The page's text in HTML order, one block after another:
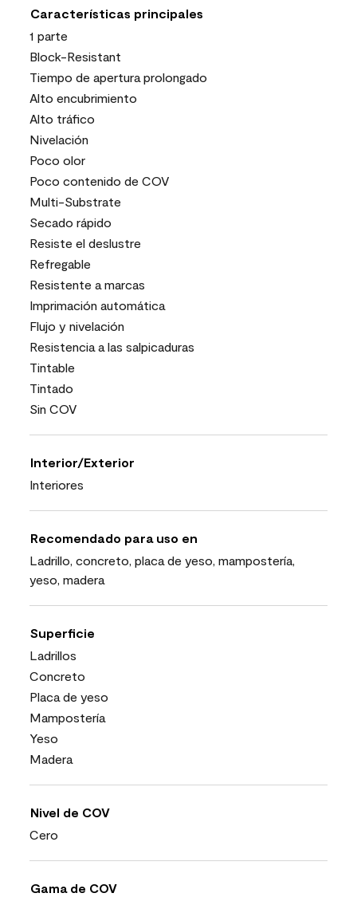
Características principales
1 parte
Block-Resistant
Tiempo de apertura prolongado
Alto encubrimiento
Alto tráfico
Nivelación
Poco olor
Poco contenido de COV
Multi-Substrate
Secado rápido
Resiste el deslustre
Refregable
Resistente a marcas
Imprimación automática
Flujo y nivelación
Resistencia a las salpicaduras
Tintable
Tintado
Sin COV
Interior/Exterior
Interiores
Recomendado para uso en
Ladrillo, concreto, placa de yeso, mampostería,
yeso, madera
Superficie
Ladrillos
Concreto
Placa de yeso
Mampostería
Yeso
Madera
Nivel de COV
Cero
Gama de COV